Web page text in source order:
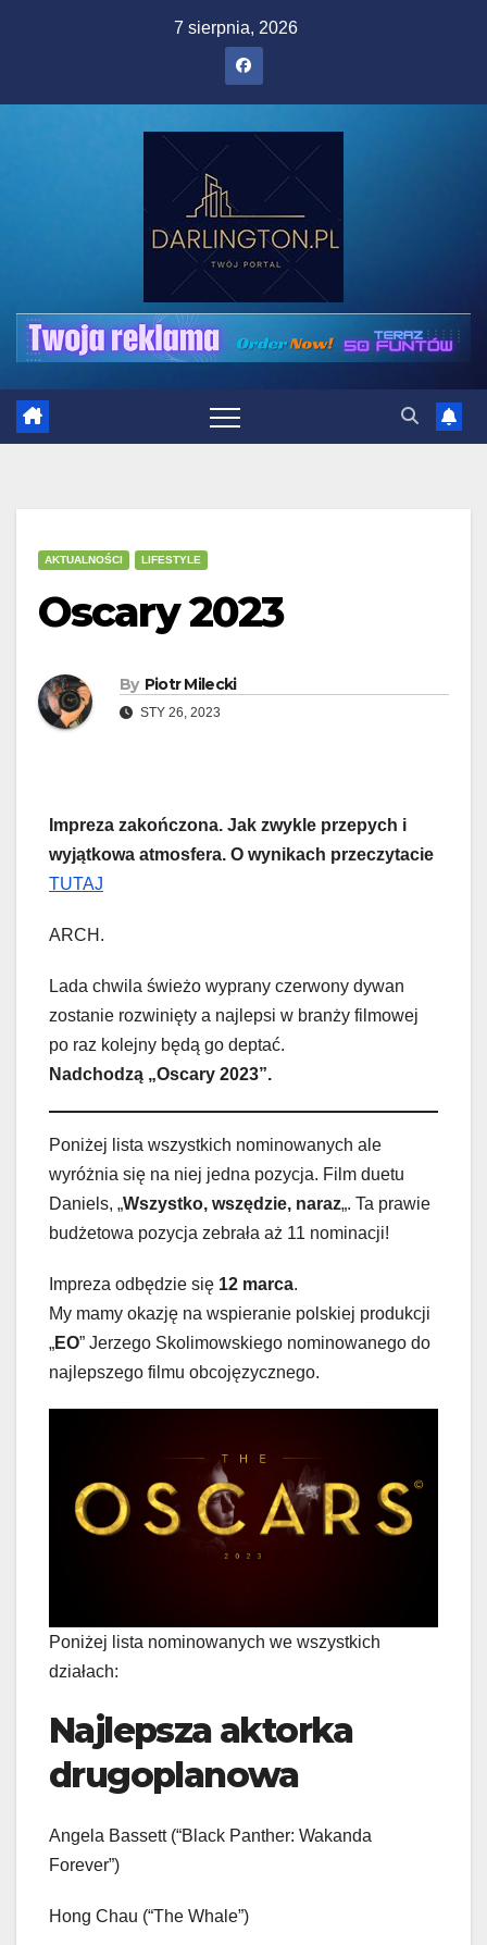
7 sierpnia, 2026
AKTUALNOŚCI LIFESTYLE
Oscary 2023
By Piotr Milecki
STY 26, 2023
Impreza zakończona. Jak zwykle przepych i
wyjątkowa atmosfera. O wynikach przeczytacie
TUTAJ
ARCH.
Lada chwila świeżo wyprany czerwony dywan
zostanie rozwinięty a najlepsi w branży filmowej
po raz kolejny będą go deptać.
Nadchodzą „Oscary 2023”.
Poniżej lista wszystkich nominowanych ale
wyróżnia się na niej jedna pozycja. Film duetu
Daniels, „Wszystko, wszędzie, naraz„. Ta prawie
budżetowa pozycja zebrała aż 11 nominacji!
Impreza odbędzie się 12 marca.
My mamy okazję na wspieranie polskiej produkcji
„EO” Jerzego Skolimowskiego nominowanego do
najlepszego filmu obcojęzycznego.
Poniżej lista nominowanych we wszystkich
działach:
Najlepsza aktorka
drugoplanowa
Angela Bassett (“Black Panther: Wakanda
Forever”)
Hong Chau (“The Whale”)